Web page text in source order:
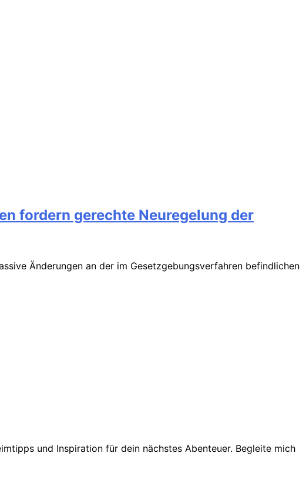
fordern gerechte Neuregelung der
Änderungen an der im Gesetzgebungsverfahren befindlichen
und Inspiration für dein nächstes Abenteuer. Begleite mich